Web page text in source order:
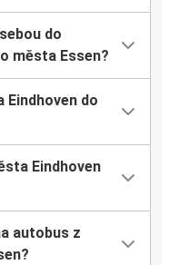
do
města Essen?
Eindhoven do
Eindhoven
autobus z